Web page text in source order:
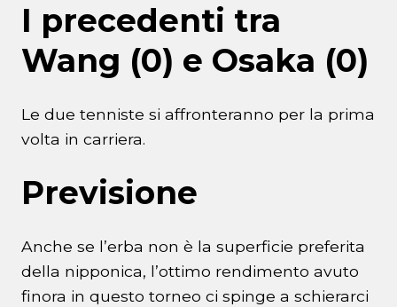
I precedenti tra
Wang (0) e Osaka (0)
Le due tenniste si affronteranno per la prima
volta in carriera.
Previsione
Anche se l’erba non è la superficie preferita
della nipponica, l’ottimo rendimento avuto
finora in questo torneo ci spinge a schierarci